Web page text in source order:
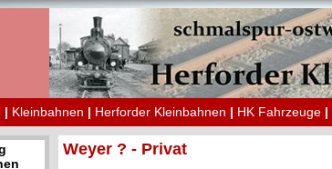
| Kleinbahnen | Herforder Kleinbahnen | HK Fahrzeuge |
Weyer ? - Privat